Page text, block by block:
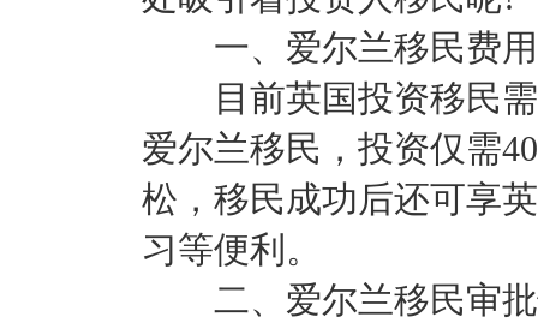
一、爱尔兰移民费用
目前英国投资移民需
爱尔兰移民，投资仅需
松，移民成功后还可享
习等便利。
二、爱尔兰移民审批